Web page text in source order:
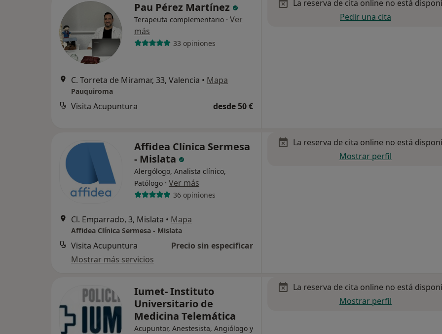
Pau Pérez Martínez
Terapeuta complementario · Ver
más
33 opiniones
C. Torreta de Miramar, 33, Valencia • Mapa
Pauquiroma
Visita Acupuntura desde 50 €
La reserva de cita online no está
Pedir una cita
Affidea Clínica Sermesa
- Mislata
Alergólogo, Analista clínico,
Patólogo · Ver más
36 opiniones
Cl. Emparrado, 3, Mislata • Mapa
Affidea Clínica Sermesa - Mislata
Visita Acupuntura
Precio sin especificar
Mostrar más servicios
La reserva de cita online no está
Mostrar perfil
Iumet- Instituto
Universitario de
Medicina Telemática
Acupuntor, Anestesista, Angiólogo y
La reserva de cita online no está
Mostrar perfil